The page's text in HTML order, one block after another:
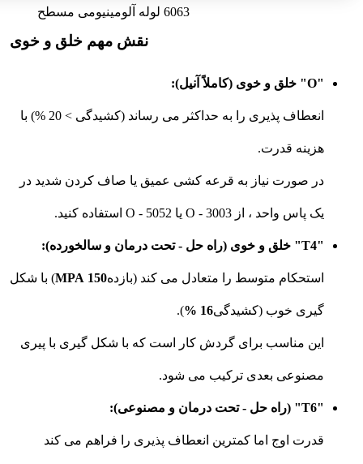
6063 لوله آلومینیومی مسطح
نقش مهم خلق و خوی
"O" خلق و خوی (کاملاً آنیل):
انعطاف پذیری را به حداکثر می رساند (کشیدگی > 20 %) با
هزینه قدرت.
در صورت نیاز به قرعه کشی عمیق یا صاف کردن شدید در
یک پاس واحد ، از 3003 - O یا 5052 - O استفاده کنید.
"T4" خلق و خوی (راه حل - تحت درمان و سالخورده):
استحکام متوسط ​​را متعادل می کند (بازده150 MPA ) با شکل
گیری خوب (کشیدگی16 %
).
این مناسب برای گردش کار است که با شکل گیری با پیری
مصنوعی بعدی ترکیب می شود.
"T6" (راه حل - تحت درمان و مصنوعی):
قدرت اوج اما کمترین انعطاف پذیری را فراهم می کند